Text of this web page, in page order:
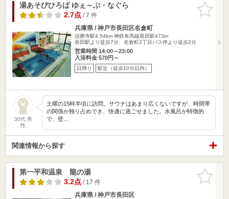
お気に入
りに追加
湯あそびひろば ゆぇ～ぶ・なぐら
2.7点/ 7 件
兵庫県 / 神戸市長田区名倉町
須磨寺駅4.54km 神鉄有馬線長田駅473m
長田駅より徒歩7分、名倉町2丁目バス停より徒歩2分
営業時間 14:00～23:00
入浴料金 570円～
日帰り 駅近（徒歩10分以内）
30代 男
性
土曜の15時半頃に訪問。サウナはあまり広くないですが、時間帯
の関係か独り占めでき、快適に過ごせました。水風呂が特徴的
で、壁…
関連情報から探す
お気に入
りに追加
第一平和温泉 龍の湯
3.2点/ 17 件
兵庫県 / 神戸市長田区